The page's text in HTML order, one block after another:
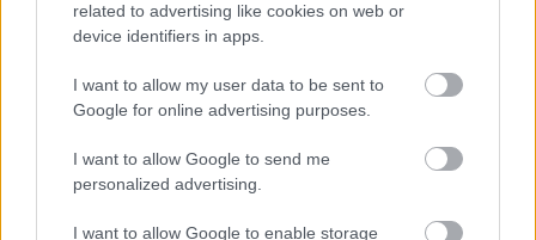
related to advertising like cookies on web or
device identifiers in apps.
I want to allow my user data to be sent to
Google for online advertising purposes.
I want to allow Google to send me
personalized advertising.
I want to allow Google to enable storage
„Szerintem innentől kezdődött volna a
sikerkorszak, a Williams-Senna-Newey-féle